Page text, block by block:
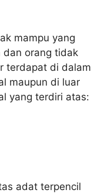
mampu yang
dan orang tidak
terdapat di dalam
maupun di luar
yang terdiri atas:
adat terpencil